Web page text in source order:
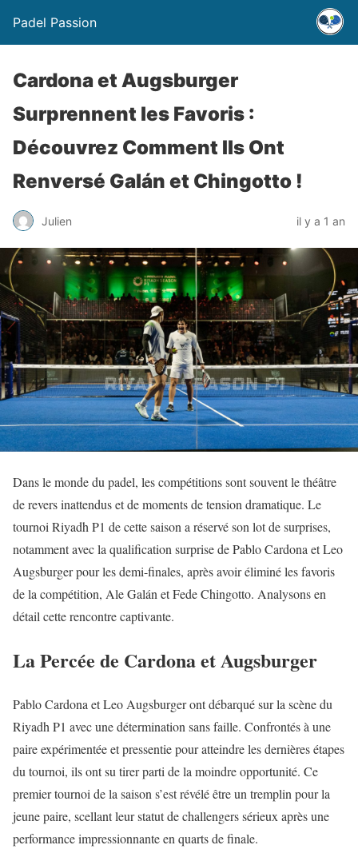
Padel Passion
Cardona et Augsburger
Surprennent les Favoris :
Découvrez Comment Ils Ont
Renversé Galán et Chingotto !
Julien il y a 1 an
Dans le monde du padel, les compétitions sont souvent le théâtre
de revers inattendus et de moments de tension dramatique. Le
tournoi Riyadh P1 de cette saison a réservé son lot de surprises,
notamment avec la qualification surprise de Pablo Cardona et Leo
Augsburger pour les demi-finales, après avoir éliminé les favoris
de la compétition, Ale Galán et Fede Chingotto. Analysons en
détail cette rencontre captivante.
La Percée de Cardona et Augsburger
Pablo Cardona et Leo Augsburger ont débarqué sur la scène du
Riyadh P1 avec une détermination sans faille. Confrontés à une
paire expérimentée et pressentie pour atteindre les dernières étapes
du tournoi, ils ont su tirer parti de la moindre opportunité. Ce
premier tournoi de la saison s’est révélé être un tremplin pour la
jeune paire, scellant leur statut de challengers sérieux après une
performance impressionnante en quarts de finale.